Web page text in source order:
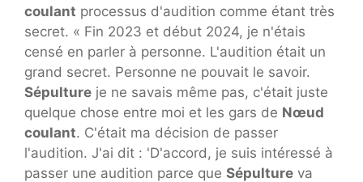
coulant processus d'audition comme étant très
secret. « Fin 2023 et début 2024, je n'étais
censé en parler à personne. L'audition était un
grand secret. Personne ne pouvait le savoir.
Sépulture je ne savais même pas, c'était juste
quelque chose entre moi et les gars de Nœud
coulant. C'était ma décision de passer
l'audition. J'ai dit : 'D'accord, je suis intéressé à
passer une audition parce que Sépulture va